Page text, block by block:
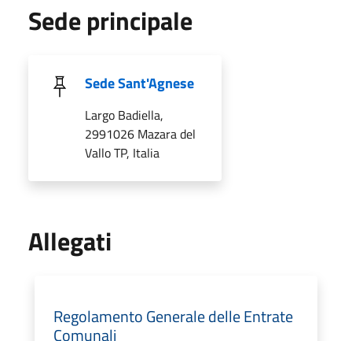
Sede principale
Sede Sant'Agnese
Largo Badiella,
2991026 Mazara del
Vallo TP, Italia
Allegati
Regolamento Generale delle Entrate
Comunali